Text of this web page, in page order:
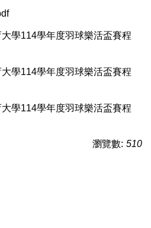
學114學年度羽球樂活盃賽程
學114學年度羽球樂活盃賽程
學114學年度羽球樂活盃賽程
瀏覽數: 510